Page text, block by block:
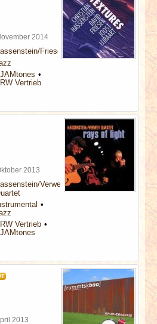
2014
Friesen/Lijbaart
Vertrieb
2013
Verwey
Vertrieb
2013